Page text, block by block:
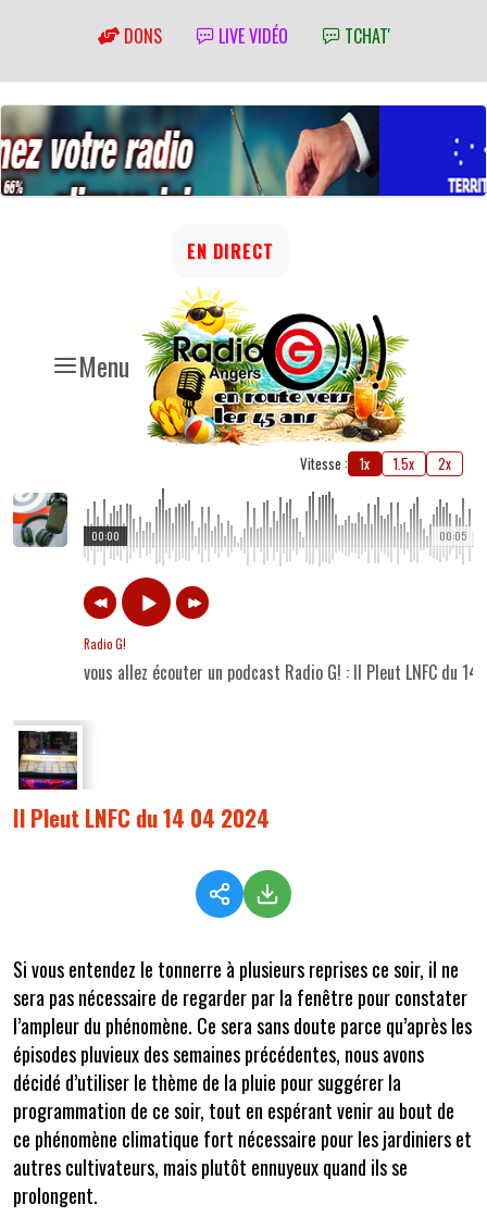
DONS LIVE VIDÉO TCHAT'
Menu
EN DIRECT
Vitesse : 1x 1.5x 2x
00:05
00:00
Radio G!
vous allez écouter un podcast Radio G! : Il Pleut LNFC du
Il Pleut LNFC du 14 04 2024
Si vous entendez le tonnerre à plusieurs reprises ce soir, il ne
sera pas nécessaire de regarder par la fenêtre pour constater
l’ampleur du phénomène. Ce sera sans doute parce qu’après les
épisodes pluvieux des semaines précédentes, nous avons
décidé d’utiliser le thème de la pluie pour suggérer la
programmation de ce soir, tout en espérant venir au bout de
ce phénomène climatique fort nécessaire pour les jardiniers et
autres cultivateurs, mais plutôt ennuyeux quand ils se
prolongent.